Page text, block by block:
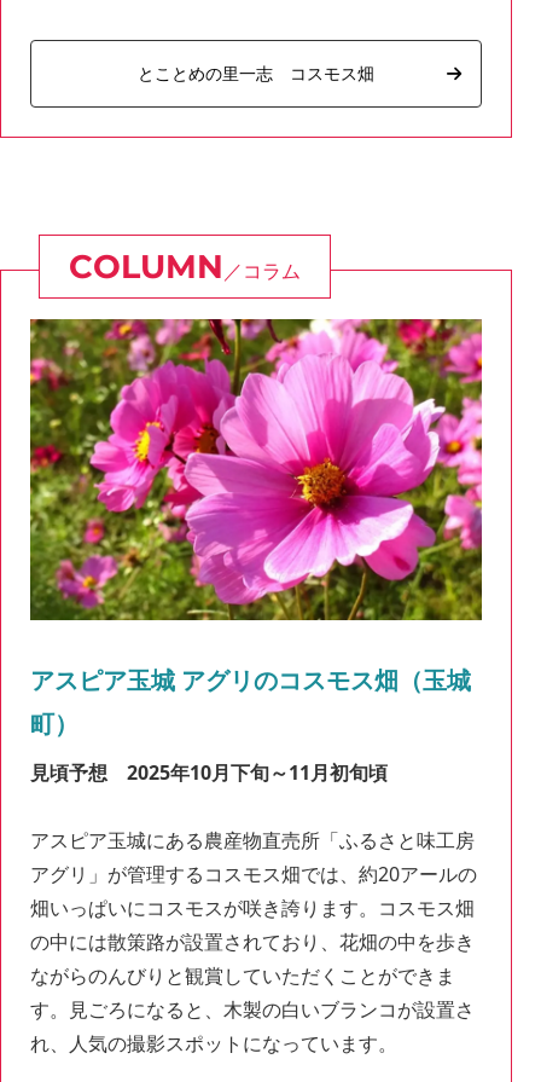
とことめの里一志 コスモス畑
コラム
アスピア玉城 アグリのコスモス畑（玉城
町）
見頃予想 2025年10月下旬～11月初旬頃
アスピア玉城にある農産物直売所「ふるさと味工房
アグリ」が管理するコスモス畑では、約20アールの
畑いっぱいにコスモスが咲き誇ります。コスモス畑
の中には散策路が設置されており、花畑の中を歩き
ながらのんびりと観賞していただくことができま
す。見ごろになると、木製の白いブランコが設置さ
れ、人気の撮影スポットになっています。